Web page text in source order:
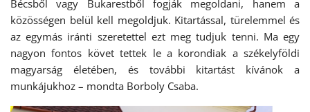
Bécsből vagy Bukarestből fogják megoldani, hanem a
közösségen belül kell megoldjuk. Kitartással, türelemmel és
az egymás iránti szeretettel ezt meg tudjuk tenni. Ma egy
nagyon fontos követ tettek le a korondiak a székelyföldi
magyarság életében, és további kitartást kívánok a
munkájukhoz – mondta Borboly Csaba.